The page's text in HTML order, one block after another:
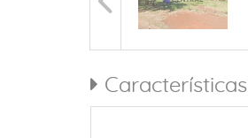
Características